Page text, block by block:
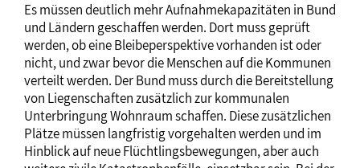
Es müssen deutlich mehr Aufnahmekapazitäten in Bund
und Ländern geschaffen werden. Dort muss geprüft
werden, ob eine Bleibeperspektive vorhanden ist oder
nicht, und zwar bevor die Menschen auf die Kommunen
verteilt werden. Der Bund muss durch die Bereitstellung
von Liegenschaften zusätzlich zur kommunalen
Unterbringung Wohnraum schaffen. Diese zusätzlichen
Plätze müssen langfristig vorgehalten werden und im
Hinblick auf neue Flüchtlingsbewegungen, aber auch